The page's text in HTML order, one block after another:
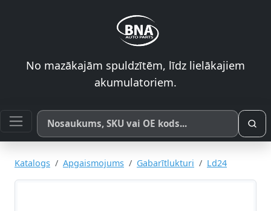
No mazākajām spuldzītēm, līdz lielākajiem
akumulatoriem.
Meklēt pēc produkta nosaukuma, SKU vai OE koda
Katalogs Apgaismojums Gabarītlukturi Ld24